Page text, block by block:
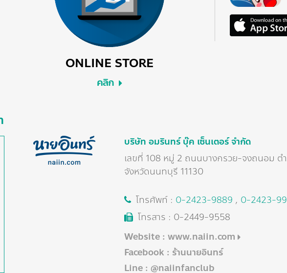
ONLINE STORE
คลิก
บริษัท อมรินทร์ บุ๊ค เซ็นเตอร์ จำกัด
เลขที่ 108 หมู่ 2 ถนนบางกรวย-จงถนอม ต
จังหวัดนนทบุรี 11130
โทรศัพท์ : 0-2423-9889 , 0-2423-
โทรสาร : 0-2449-9558
Website : www.naiin.com
Facebook : ร้านนายอินทร์
Line : @naiinfanclub